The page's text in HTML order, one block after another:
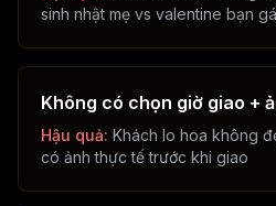
sinh nhật mẹ vs valentine bạn
Không có chọn giờ giao +
Hậu quả: Khách lo hoa không
có ảnh thực tế trước khi giao